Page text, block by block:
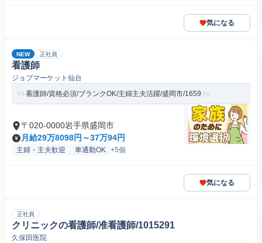
気になる
NEW 正社員
看護師
ジョブマーケット仙台
看護師/資格必須/ブランクOK/主婦主夫活躍/盛岡市/1659
〒020-0000岩手県盛岡市
月給29万8098円～37万94円
主婦・主夫歓迎 車通勤OK +5個
気になる
正社員
クリニックの看護師/准看護師/1015291
久保田医院